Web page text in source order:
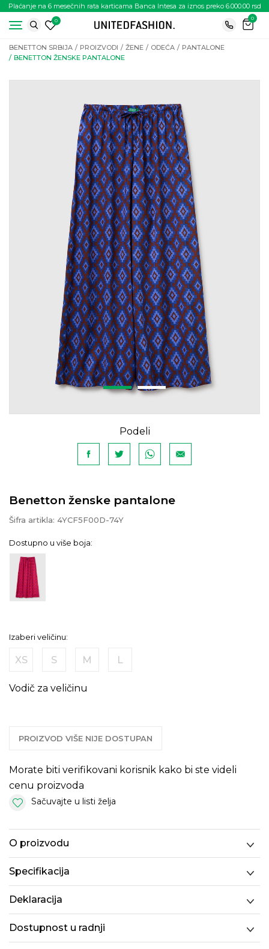
Plaćanje na 6 mesečnih rata karticama Banca Intesa za iznos preko 6.000.00 rsd
0
0
BENETTON SRBIJA PROIZVODI ŽENE ODEĆA
PANTALONE
BENETTON ŽENSKE PANTALONE
Podeli
Benetton ženske pantalone
Šifra artikla: 4YCF5F00D-74Y
Dostupno u više boja:
Izaberi veličinu:
XS S M L
Vodič za veličinu
PROIZVOD VIŠE NIJE DOSTUPAN
Morate biti verifikovani korisnik kako bi ste videli
cenu proizvoda
Sačuvajte u listi želja
O proizvodu
Specifikacija
Deklaracija
Dostupnost u radnji